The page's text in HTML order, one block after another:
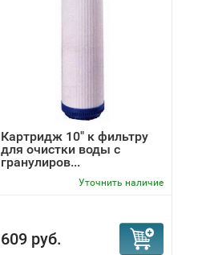
Картридж 10" к фильтру
для очистки воды с
гранулиров...
Уточнить наличие
609 руб.